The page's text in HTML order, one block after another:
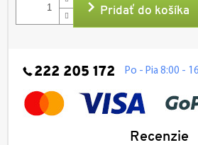
Pridať do košíka
222 205 172 Po - Pia 8:00 -
Recenzie